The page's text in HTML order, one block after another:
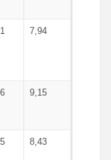
7,94
9,15
8,43